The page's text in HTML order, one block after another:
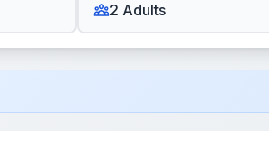
2 Adults